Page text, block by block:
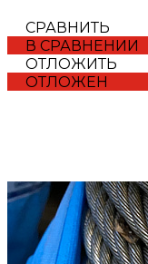
СРАВНИТЬ
В СРАВНЕНИИ
ОТЛОЖИТЬ
ОТЛОЖЕН